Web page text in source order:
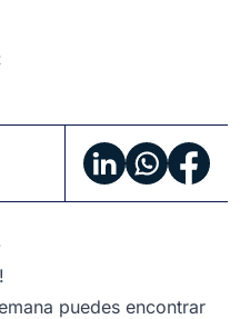
puedes encontrar